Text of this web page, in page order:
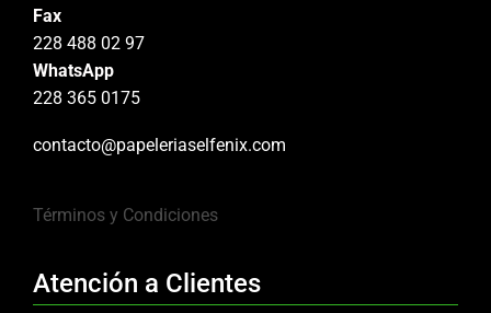
Fax
228 488 02 97
WhatsApp
228 365 0175
contacto@papeleriaselfenix.com
Términos y Condiciones
Atención a Clientes